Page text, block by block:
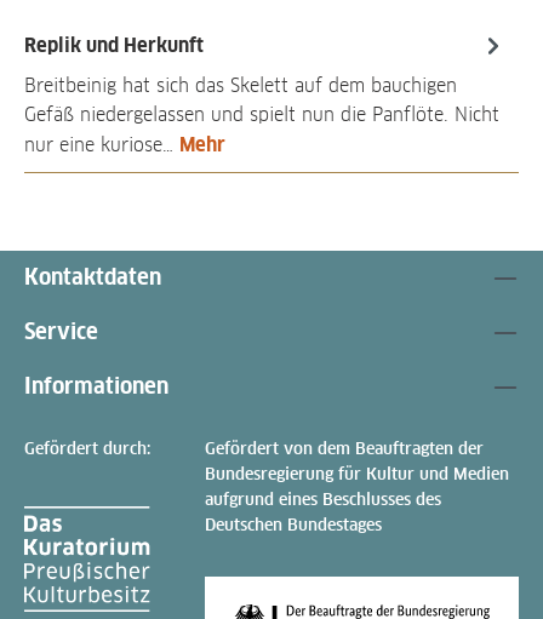
Replik und Herkunft
Breitbeinig hat sich das Skelett auf dem bauchigen
Gefäß niedergelassen und spielt nun die Panflöte. Nicht
nur eine kuriose… Mehr
Kontaktdaten
Service
Informationen
Gefördert durch:
Gefördert von dem Beauftragten der
Bundesregierung für Kultur und Medien
aufgrund eines Beschlusses des
Deutschen Bundestages